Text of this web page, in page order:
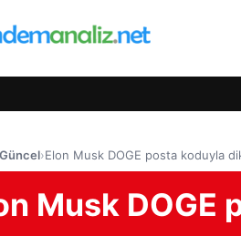
Güncel›Elon Musk DOGE posta koduyla
Musk